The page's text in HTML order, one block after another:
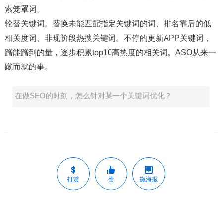
索笼罩词。
轮替关键词。替换未能匹配指定关键词的词、排名靠后的低
相关度词、非现阶段热搜关键词。不停的更新APP关键词，
蹭能蹭到的量，逐步积累top10高热度的相关词。ASO从来一
蹴而就的事。
在做SEO的时刻，怎么针对某一个关键词优化？
打赏 赞 微海报